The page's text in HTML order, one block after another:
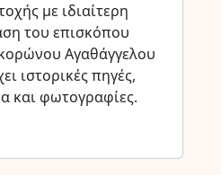
με ιδιαίτερη
του επισκόπου
Αγαθάγγελου
ιστορικές πηγές,
και φωτογραφίες.